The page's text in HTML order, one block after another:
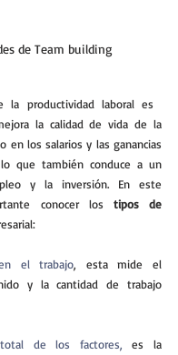
de Team building
la productividad laboral es
la calidad de vida de la
en los salarios y las ganancias
que también conduce a un
y la inversión. En este
conocer los tipos de
el trabajo, esta mide el
y la cantidad de trabajo
total de los factores, es la